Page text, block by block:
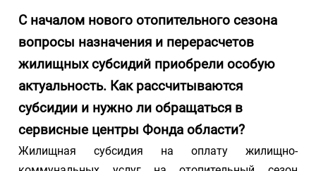
С началом нового отопительного сезона
вопросы назначения и перерасчетов
жилищных субсидий приобрели особую
актуальность. Как рассчитываются
субсидии и нужно ли обращаться в
сервисные центры Фонда области?
Жилищная субсидия на оплату жилищно-